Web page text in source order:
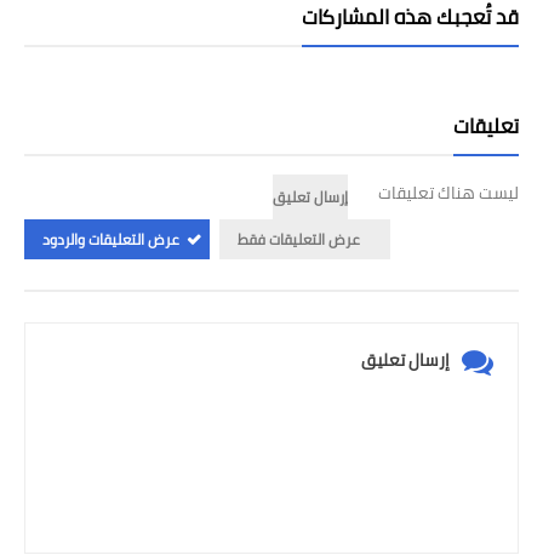
قد تُعجبك هذه المشاركات
تعليقات
ليست هناك تعليقات
إرسال تعليق
عرض التعليقات فقط
عرض التعليقات والردود
إرسال تعليق